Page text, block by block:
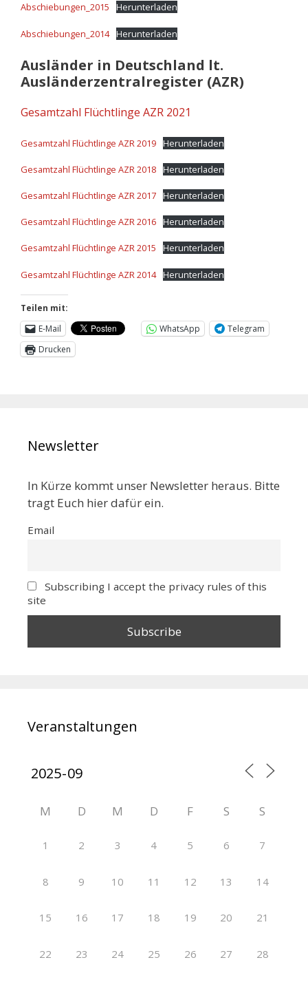
Abschiebungen_2015 Herunterladen
Abschiebungen_2014 Herunterladen
Ausländer in Deutschland lt.
Ausländerzentralregister (AZR)
Gesamtzahl Flüchtlinge AZR 2021
Gesamtzahl Flüchtlinge AZR 2019 Herunterladen
Gesamtzahl Flüchtlinge AZR 2018 Herunterladen
Gesamtzahl Flüchtlinge AZR 2017 Herunterladen
Gesamtzahl Flüchtlinge AZR 2016 Herunterladen
Gesamtzahl Flüchtlinge AZR 2015 Herunterladen
Gesamtzahl Flüchtlinge AZR 2014 Herunterladen
Teilen mit:
E-Mail
WhatsApp
Telegram
Drucken
Newsletter
In Kürze kommt unser Newsletter heraus. Bitte
tragt Euch hier dafür ein.
Email
Subscribing I accept the privacy rules of this
site
Veranstaltungen
M D M D F S S
1 2 3 4 5 6 7
8 9 10 11 12 13 14
15 16 17 18 19 20 21
22 23 24 25 26 27 28